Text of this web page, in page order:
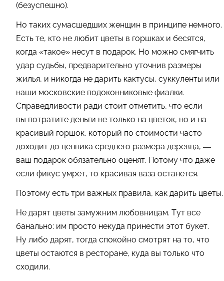
(безуспешно).
Но таких сумасшедших женщин в принципе немного.
Есть те, кто не любит цветы в горшках и бесятся,
когда «такое» несут в подарок. Но можно смягчить
удар судьбы, предварительно уточнив размеры
жилья, и никогда не дарить кактусы, суккуленты или
наши московские подоконниковые фиалки.
Справедливости ради стоит отметить, что если
вы потратите деньги не только на цветок, но и на
красивый горшок, который по стоимости часто
доходит до ценника среднего размера деревца, —
ваш подарок обязательно оценят. Потому что даже
если фикус умрет, то красивая ваза останется.
Поэтому есть три важных правила, как дарить цветы.
Не дарят цветы замужним любовницам. Тут все
банально: им просто некуда принести этот букет.
Ну либо дарят, тогда спокойно смотрят на то, что
цветы остаются в ресторане, куда вы только что
сходили.